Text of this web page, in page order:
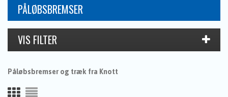
PÅLØBSBREMSER
Påløbsbremser og træk fra Knott